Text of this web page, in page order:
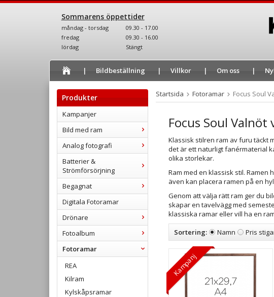
Sommarens öppettider
måndag - torsdag
09.30 - 17.00
fredag
09.30 - 16.00
lördag
Stängt
Bildbeställning Villkor Om oss
Produkter
Kampanjer
Bild med ram
Analog fotografi
Batterier &
Strömförsörjning
Begagnat
Digitala Fotoramar
Drönare
Fotoalbum
Fotoramar
REA
Kilram
Kylskåpsramar
Startsida Fotoramar Focus Soul
Focus Soul Valnöt
Klassisk stilren ram av furu täckt
det är ett naturligt fanérmaterial
olika storlekar.
Ram med en klassisk stil.
även kan placera ramen på en
Genom att välja rätt ram ger du
skapar en tavelvägg med
klassiska ramar eller vill ha en
Sortering:
Namn Pris
Kampanj